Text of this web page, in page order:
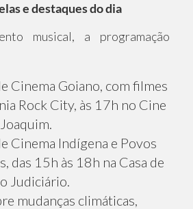
e destaques do dia
musical, a programação
Cinema Goiano, com filmes
Rock City, às 17h no Cine
Cinema Indígena e Povos
das 15h às 18h na Casa de
Judiciário.
mudanças climáticas,